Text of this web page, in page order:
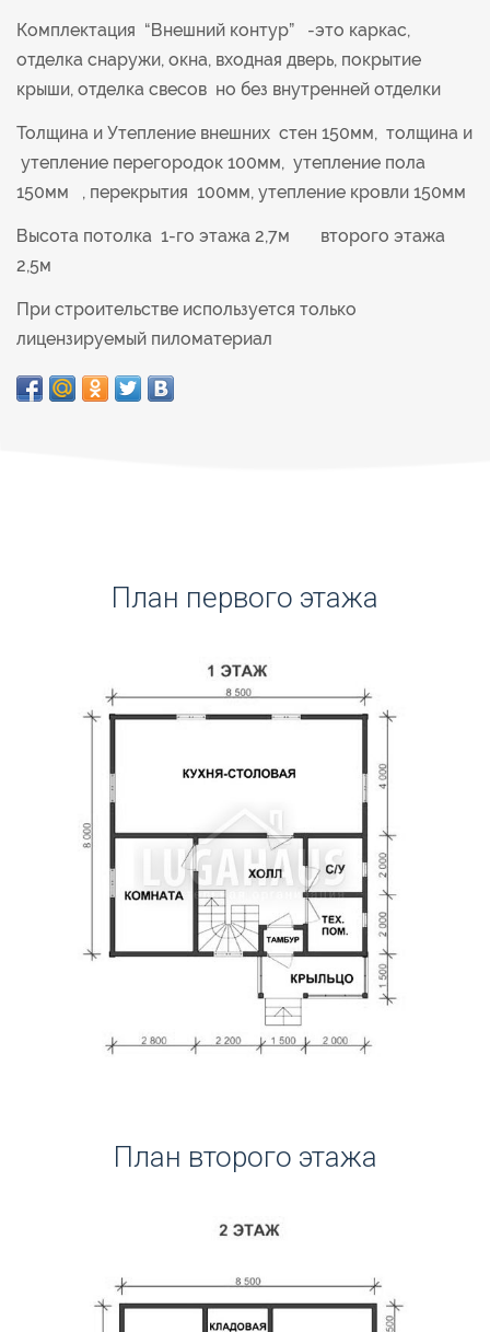
Комплектация “Внешний контур” -это каркас,
отделка снаружи, окна, входная дверь, покрытие
крыши, отделка свесов но без внутренней отделки
Толщина и Утепление внешних стен 150мм, толщина и
утепление перегородок 100мм, утепление пола
150мм , перекрытия 100мм, утепление кровли 150мм
Высота потолка 1-го этажа 2,7м второго этажа
2,5м
При строительстве используется только
лицензируемый пиломатериал
План первого этажа
План второго этажа